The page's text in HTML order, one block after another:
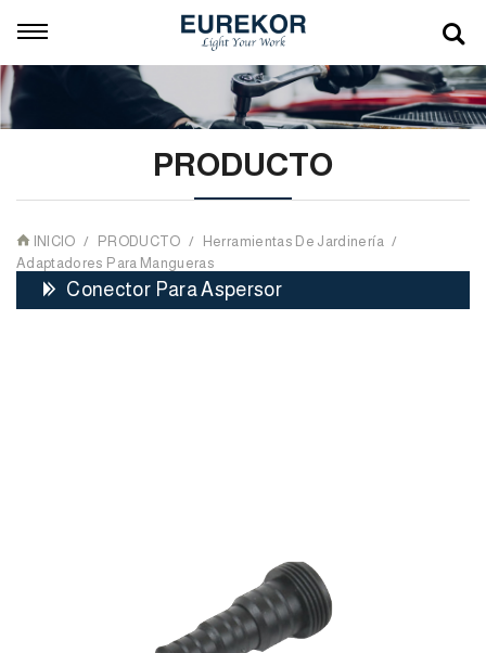
PRODUCTO
INICIO PRODUCTO
Herramientas De Jardinería
Adaptadores Para Mangueras
Conector Para Aspersor